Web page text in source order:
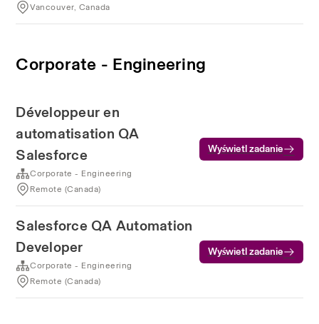
Vancouver, Canada
Corporate - Engineering
Développeur en
automatisation QA
Salesforce
Corporate - Engineering
Remote (Canada)
Wyświetl zadanie
Salesforce QA Automation
Developer
Corporate - Engineering
Remote (Canada)
Wyświetl zadanie